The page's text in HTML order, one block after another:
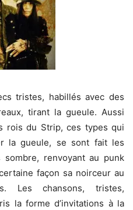
tristes, habillés avec des
tirant la gueule. Aussi
rois du Strip, ces types qui
la gueule, se sont fait les
sombre, renvoyant au punk
façon sa noirceur au
Les chansons, tristes,
la forme d’invitations à la